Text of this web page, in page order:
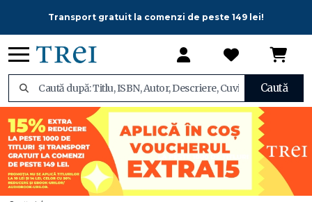
Transport gratuit la comenzi de peste 149 lei!
Caută